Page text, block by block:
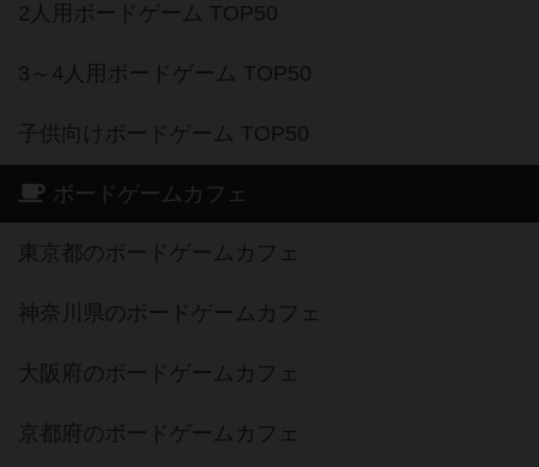
2人用ボードゲーム TOP50
3～4人用ボードゲーム TOP50
子供向けボードゲーム TOP50
ボードゲームカフェ
東京都のボードゲームカフェ
神奈川県のボードゲームカフェ
大阪府のボードゲームカフェ
京都府のボードゲームカフェ